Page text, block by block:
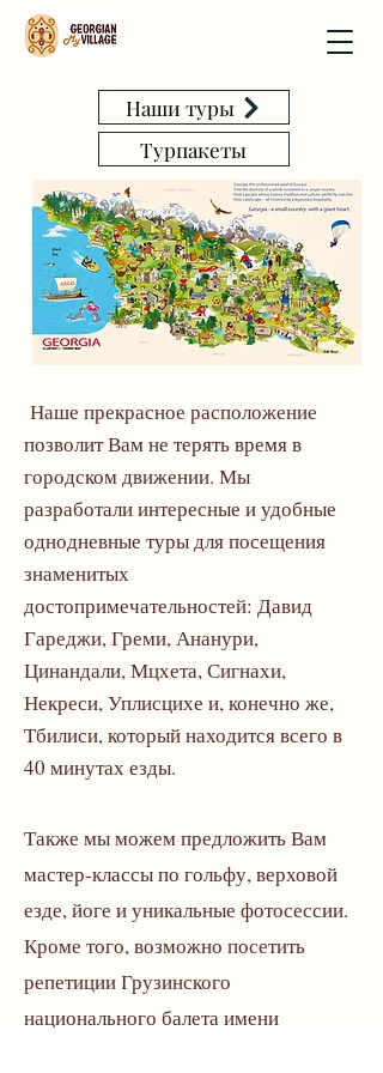
Наши туры
Tурпакеты
Наше прекрасное расположение
позволит Вам не терять время в
городском движении. Мы
разработали интересные и удобные
однодневные туры для посещения
знаменитых
достопримечательностей: Давид
Гареджи, Греми, Ананури,
Цинандали, Мцхета, Сигнахи,
Некреси, Уплисцихе и, конечно же,
Тбилиси, который находится всего в
40 минутах езды.
Также мы можем предложить Вам
мастер-классы по гольфу, верховой
езде, йоге и уникальные фотосессии.
Кроме того, возможно посетить
репетиции Грузинского
национального балета имени